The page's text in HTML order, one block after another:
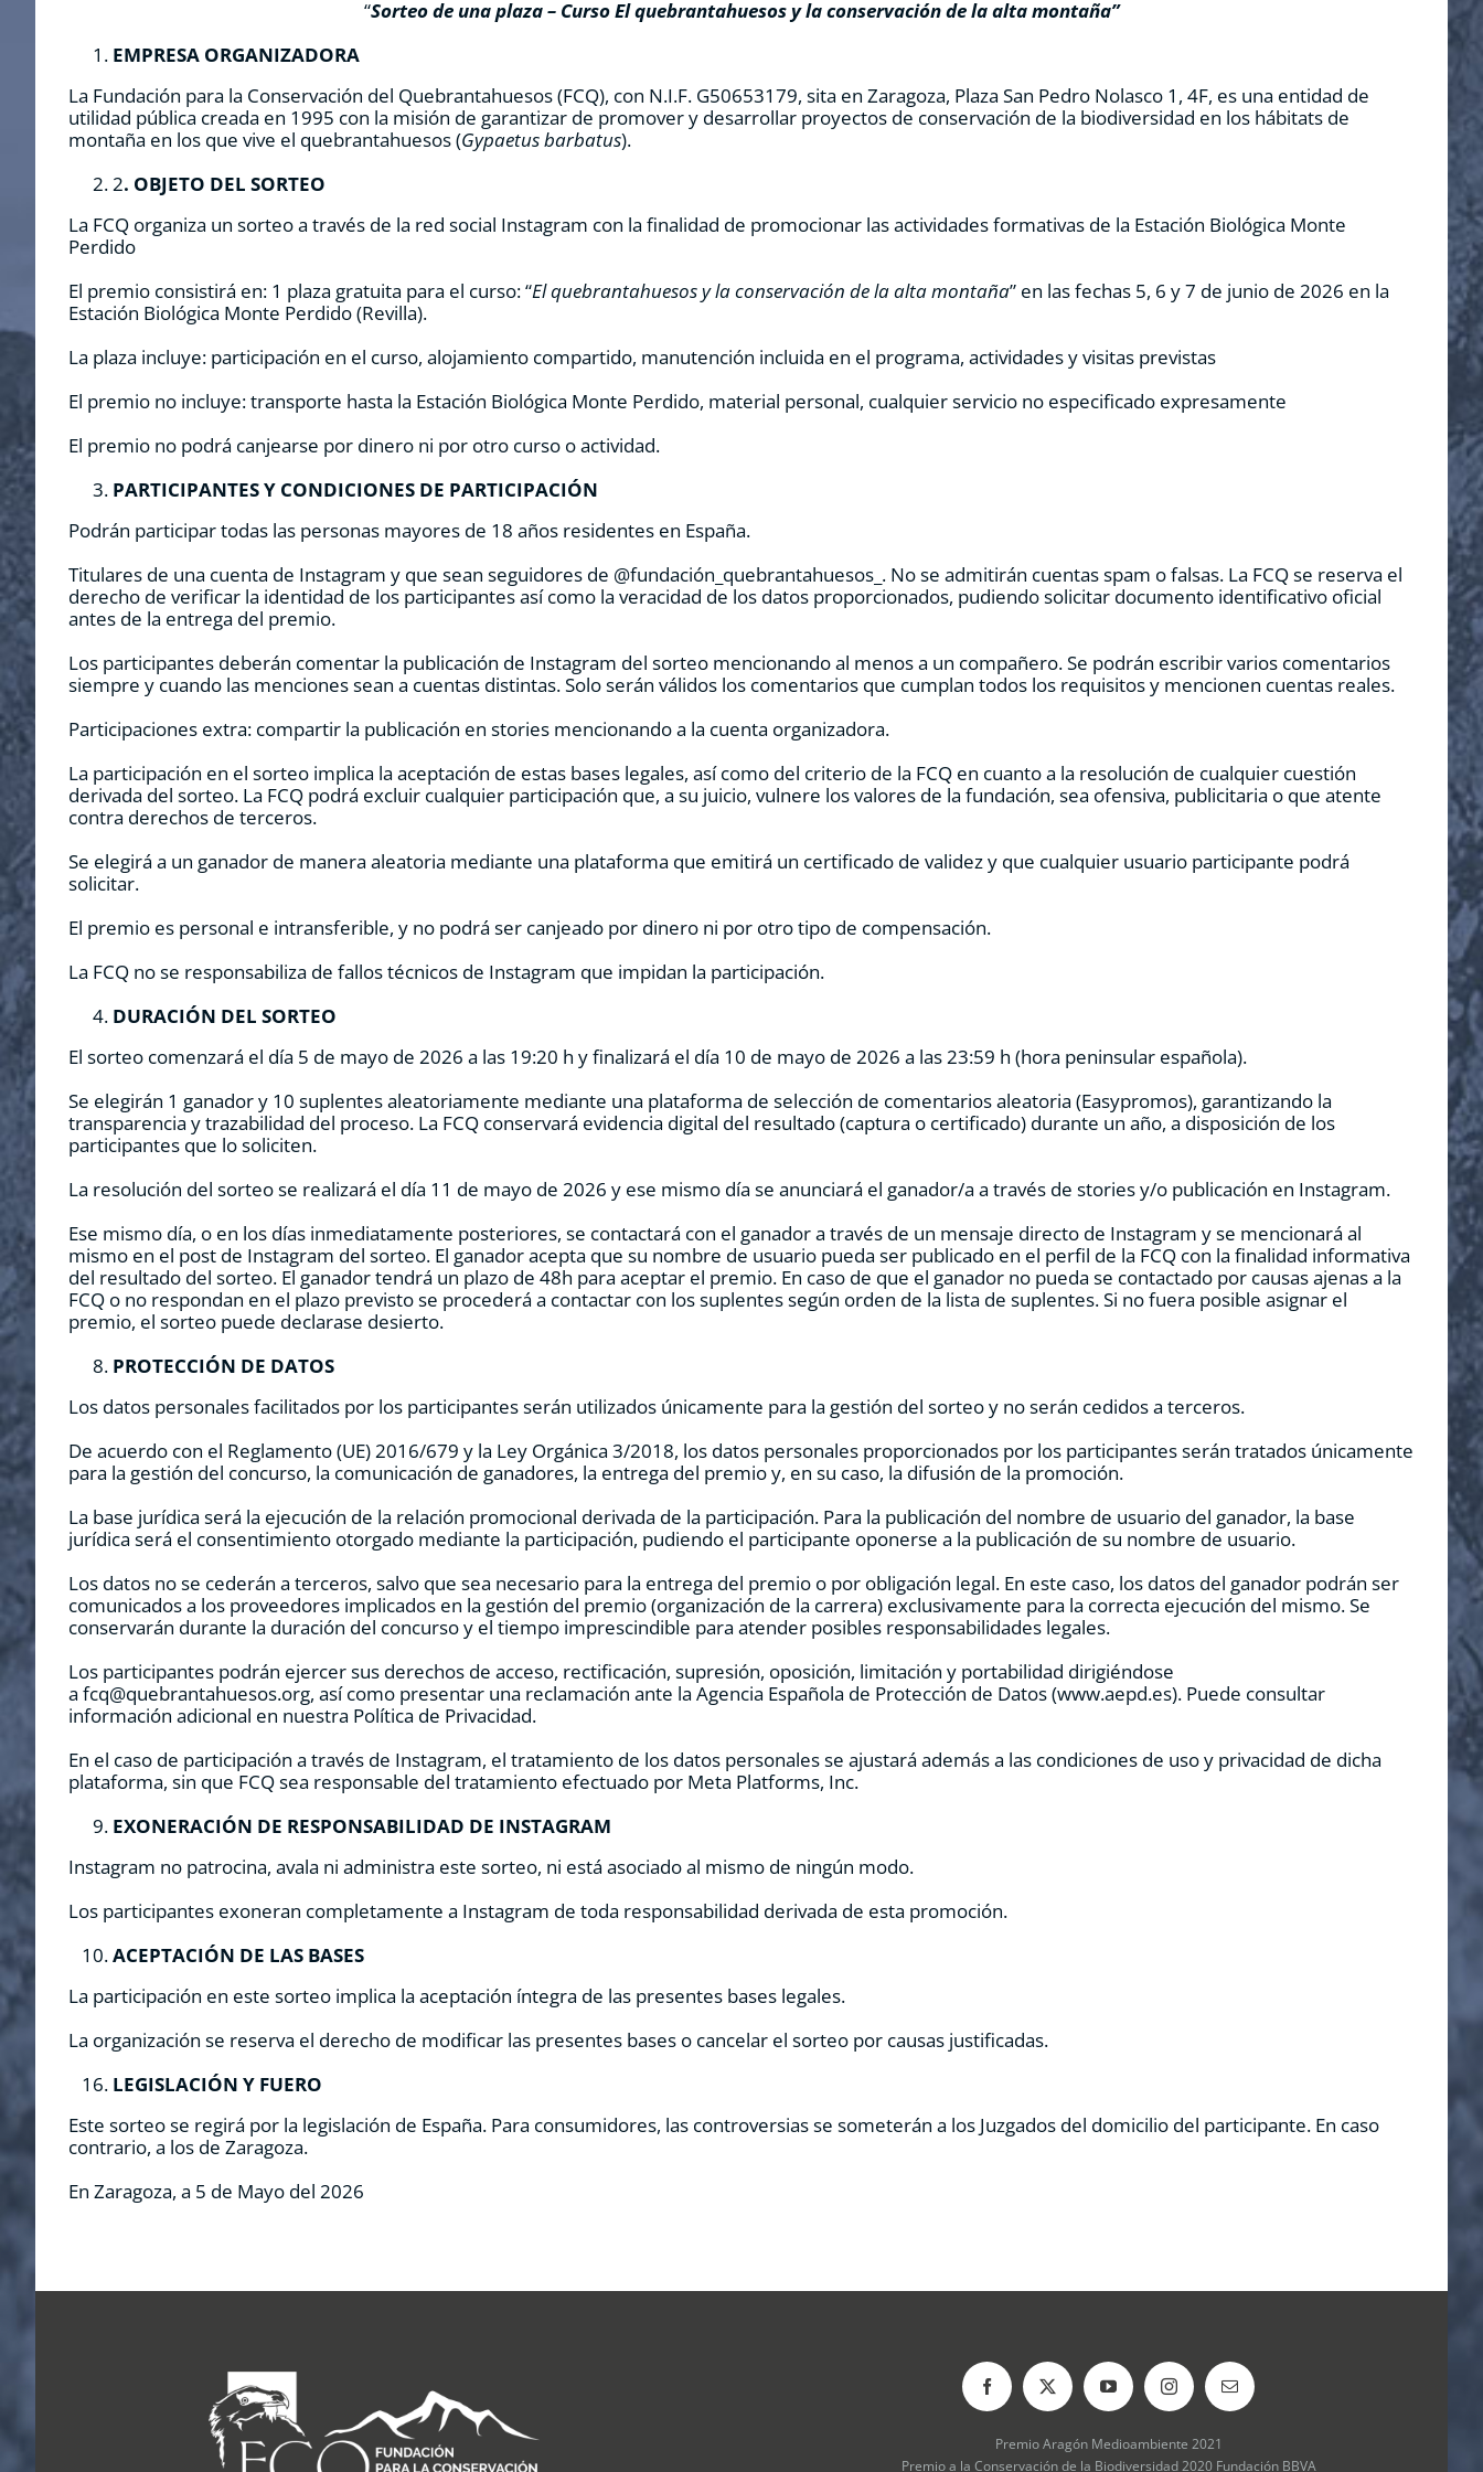
“Sorteo de una plaza – Curso El quebrantahuesos y la conservación de la alta montaña”
EMPRESA ORGANIZADORA
La Fundación para la Conservación del Quebrantahuesos (FCQ), con N.I.F. G50653179, sita en Zaragoza, Plaza San Pedro Nolasco 1, 4F, es una entidad de
utilidad pública creada en 1995 con la misión de garantizar de promover y desarrollar proyectos de conservación de la biodiversidad en los hábitats de
montaña en los que vive el quebrantahuesos (Gypaetus barbatus).
2. OBJETO DEL SORTEO
La FCQ organiza un sorteo a través de la red social Instagram con la finalidad de promocionar las actividades formativas de la Estación Biológica Monte
Perdido
El premio consistirá en: 1 plaza gratuita para el curso: “El quebrantahuesos y la conservación de la alta montaña” en las fechas 5, 6 y 7 de junio de 2026 en la
Estación Biológica Monte Perdido (Revilla).
La plaza incluye: participación en el curso, alojamiento compartido, manutención incluida en el programa, actividades y visitas previstas
El premio no incluye: transporte hasta la Estación Biológica Monte Perdido, material personal, cualquier servicio no especificado expresamente
El premio no podrá canjearse por dinero ni por otro curso o actividad.
PARTICIPANTES Y CONDICIONES DE PARTICIPACIÓN
Podrán participar todas las personas mayores de 18 años residentes en España.
Titulares de una cuenta de Instagram y que sean seguidores de @fundación_quebrantahuesos_. No se admitirán cuentas spam o falsas. La FCQ se reserva el
derecho de verificar la identidad de los participantes así como la veracidad de los datos proporcionados, pudiendo solicitar documento identificativo oficial
antes de la entrega del premio.
Los participantes deberán comentar la publicación de Instagram del sorteo mencionando al menos a un compañero. Se podrán escribir varios comentarios
siempre y cuando las menciones sean a cuentas distintas. Solo serán válidos los comentarios que cumplan todos los requisitos y mencionen cuentas reales.
Participaciones extra: compartir la publicación en stories mencionando a la cuenta organizadora.
La participación en el sorteo implica la aceptación de estas bases legales, así como del criterio de la FCQ en cuanto a la resolución de cualquier cuestión
derivada del sorteo. La FCQ podrá excluir cualquier participación que, a su juicio, vulnere los valores de la fundación, sea ofensiva, publicitaria o que atente
contra derechos de terceros.
Se elegirá a un ganador de manera aleatoria mediante una plataforma que emitirá un certificado de validez y que cualquier usuario participante podrá
solicitar.
El premio es personal e intransferible, y no podrá ser canjeado por dinero ni por otro tipo de compensación.
La FCQ no se responsabiliza de fallos técnicos de Instagram que impidan la participación.
DURACIÓN DEL SORTEO
El sorteo comenzará el día 5 de mayo de 2026 a las 19:20 h y finalizará el día 10 de mayo de 2026 a las 23:59 h (hora peninsular española).
Se elegirán 1 ganador y 10 suplentes aleatoriamente mediante una plataforma de selección de comentarios aleatoria (Easypromos), garantizando la
transparencia y trazabilidad del proceso. La FCQ conservará evidencia digital del resultado (captura o certificado) durante un año, a disposición de los
participantes que lo soliciten.
La resolución del sorteo se realizará el día 11 de mayo de 2026 y ese mismo día se anunciará el ganador/a a través de stories y/o publicación en Instagram.
Ese mismo día, o en los días inmediatamente posteriores, se contactará con el ganador a través de un mensaje directo de Instagram y se mencionará al
mismo en el post de Instagram del sorteo. El ganador acepta que su nombre de usuario pueda ser publicado en el perfil de la FCQ con la finalidad informativa
del resultado del sorteo. El ganador tendrá un plazo de 48h para aceptar el premio. En caso de que el ganador no pueda se contactado por causas ajenas a la
FCQ o no respondan en el plazo previsto se procederá a contactar con los suplentes según orden de la lista de suplentes. Si no fuera posible asignar el
premio, el sorteo puede declarase desierto.
PROTECCIÓN DE DATOS
Los datos personales facilitados por los participantes serán utilizados únicamente para la gestión del sorteo y no serán cedidos a terceros.
De acuerdo con el Reglamento (UE) 2016/679 y la Ley Orgánica 3/2018, los datos personales proporcionados por los participantes serán tratados únicamente
para la gestión del concurso, la comunicación de ganadores, la entrega del premio y, en su caso, la difusión de la promoción.
La base jurídica será la ejecución de la relación promocional derivada de la participación. Para la publicación del nombre de usuario del ganador, la base
jurídica será el consentimiento otorgado mediante la participación, pudiendo el participante oponerse a la publicación de su nombre de usuario.
Los datos no se cederán a terceros, salvo que sea necesario para la entrega del premio o por obligación legal. En este caso, los datos del ganador podrán ser
comunicados a los proveedores implicados en la gestión del premio (organización de la carrera) exclusivamente para la correcta ejecución del mismo. Se
conservarán durante la duración del concurso y el tiempo imprescindible para atender posibles responsabilidades legales.
Los participantes podrán ejercer sus derechos de acceso, rectificación, supresión, oposición, limitación y portabilidad dirigiéndose
a fcq@quebrantahuesos.org, así como presentar una reclamación ante la Agencia Española de Protección de Datos (www.aepd.es). Puede consultar
información adicional en nuestra Política de Privacidad.
En el caso de participación a través de Instagram, el tratamiento de los datos personales se ajustará además a las condiciones de uso y privacidad de dicha
plataforma, sin que FCQ sea responsable del tratamiento efectuado por Meta Platforms, Inc.
EXONERACIÓN DE RESPONSABILIDAD DE INSTAGRAM
Instagram no patrocina, avala ni administra este sorteo, ni está asociado al mismo de ningún modo.
Los participantes exoneran completamente a Instagram de toda responsabilidad derivada de esta promoción.
ACEPTACIÓN DE LAS BASES
La participación en este sorteo implica la aceptación íntegra de las presentes bases legales.
La organización se reserva el derecho de modificar las presentes bases o cancelar el sorteo por causas justificadas.
LEGISLACIÓN Y FUERO
Este sorteo se regirá por la legislación de España. Para consumidores, las controversias se someterán a los Juzgados del domicilio del participante. En caso
contrario, a los de Zaragoza.
En Zaragoza, a 5 de Mayo del 2026
Premio Aragón Medioambiente 2021
Premio a la Conservación de la Biodiversidad 2020 Fundación BBVA